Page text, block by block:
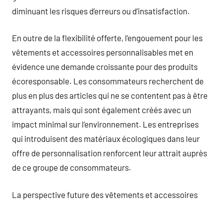
diminuant les risques d’erreurs ou d’insatisfaction.
En outre de la flexibilité offerte, l’engouement pour les
vêtements et accessoires personnalisables met en
évidence une demande croissante pour des produits
écoresponsable. Les consommateurs recherchent de
plus en plus des articles qui ne se contentent pas à être
attrayants, mais qui sont également créés avec un
impact minimal sur l’environnement. Les entreprises
qui introduisent des matériaux écologiques dans leur
offre de personnalisation renforcent leur attrait auprès
de ce groupe de consommateurs.
La perspective future des vêtements et accessoires